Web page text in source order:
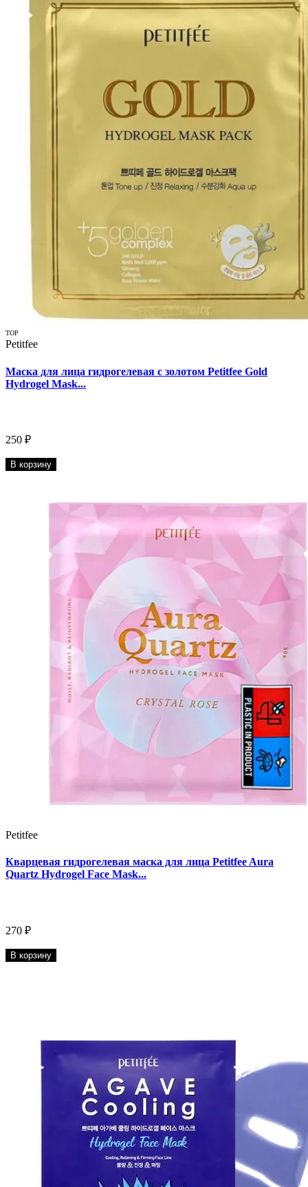
TOP
Petitfee
Маска для лица гидрогелевая с золотом Petitfee Gold
Hydrogel Mask...
250 ₽
В корзину
Petitfee
Кварцевая гидрогелевая маска для лица Petitfee Aura
Quartz Hydrogel Face Mask...
270 ₽
В корзину